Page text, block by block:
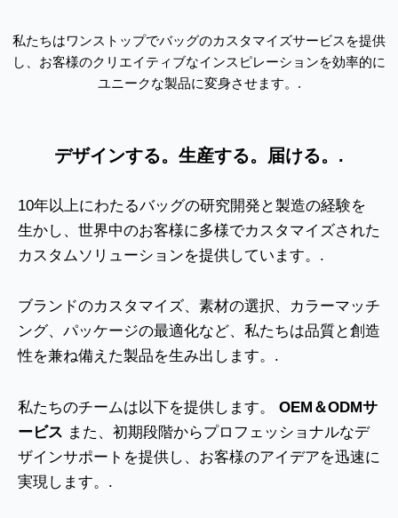
私たちはワンストップでバッグのカスタマイズサービスを提供
し、お客様のクリエイティブなインスピレーションを効率的に
ユニークな製品に変身させます。.
デザインする。生産する。届ける。.
10年以上にわたるバッグの研究開発と製造の経験を
生かし、世界中のお客様に多様でカスタマイズされた
カスタムソリューションを提供しています。.
ブランドのカスタマイズ、素材の選択、カラーマッチ
ング、パッケージの最適化など、私たちは品質と創造
性を兼ね備えた製品を生み出します。.
私たちのチームは以下を提供します。 OEM＆ODMサ
ービス また、初期段階からプロフェッショナルなデ
ザインサポートを提供し、お客様のアイデアを迅速に
実現します。.